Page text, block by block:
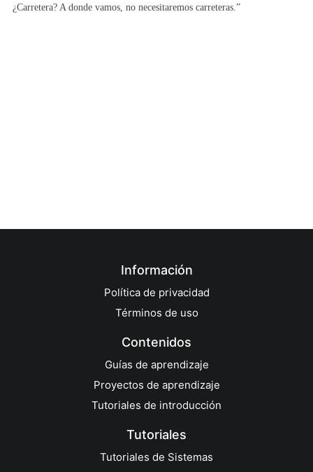
¿Carretera? A donde vamos, no necesitaremos carreteras.”
Información
Política de privacidad
Términos de uso
Contenidos
Guías de aprendizaje
Proyectos de aprendizaje
Tutoriales de introducción
Tutoriales
Tutoriales de Sistemas